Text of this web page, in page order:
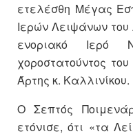
ετελέσθη Μέγας
Ιερών Λειψάνων
ενοριακό
χοροστατούντος
Άρτης κ. Καλλινίκου.
Ο Σεπτός
ετόνισε, ότι «τα